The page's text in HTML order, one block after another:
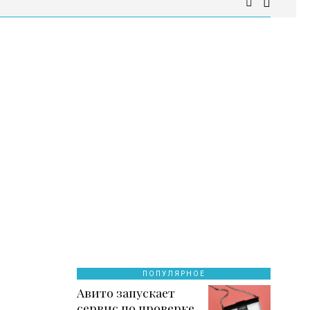
ПОПУЛЯРНОЕ
Авито запускает